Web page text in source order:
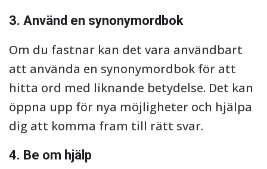
3. Använd en synonymordbok
Om du fastnar kan det vara användbart
att använda en synonymordbok för att
hitta ord med liknande betydelse. Det kan
öppna upp för nya möjligheter och hjälpa
dig att komma fram till rätt svar.
4. Be om hjälp